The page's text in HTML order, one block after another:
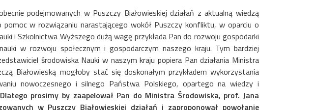
podejmowanych w Puszczy Białowieskiej działań z aktualną wiedzą
w rozwiązaniu narastającego wokół Puszczy konfliktu, w oparciu o
i Szkolnictwa Wyższego dużą wagę przykłada Pan do rozwoju gospodarki
w rozwoju społecznym i gospodarczym naszego kraju. Tym bardziej
środowiska Nauki w naszym kraju popiera Pan działania Ministra
Białowieską mogłoby stać się doskonałym przykładem wykorzystania
nowoczesnego i silnego Państwa Polskiego, opartego na wiedzy i
Dlatego prosimy by zaapelował Pan do Ministra Środowiska, prof. Jana
w Puszczy Białowieskiej działań i zaproponował powołanie